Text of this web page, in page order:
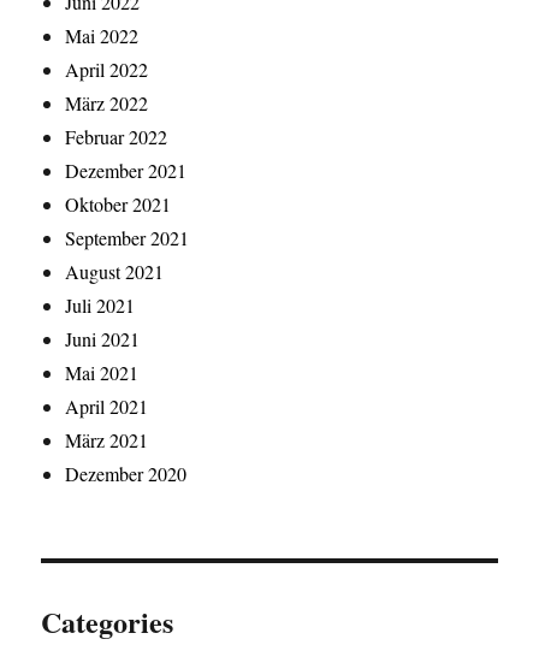
Mai 2022
April 2022
März 2022
Februar 2022
Dezember 2021
Oktober 2021
September 2021
August 2021
Juli 2021
Juni 2021
Mai 2021
April 2021
März 2021
Dezember 2020
Categories